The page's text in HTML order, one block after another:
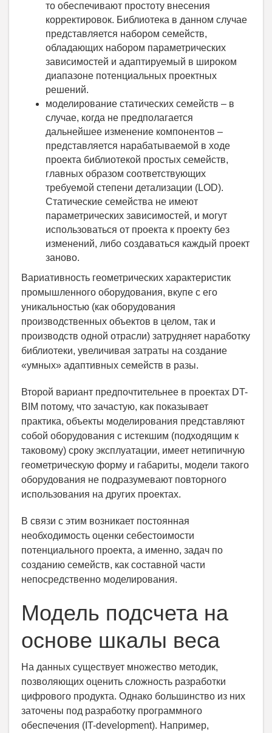
то обеспечивают простоту внесения
корректировок. Библиотека в данном случае
представляется набором семейств,
обладающих набором параметрических
зависимостей и адаптируемый в широком
диапазоне потенциальных проектных
решений.
моделирование статических семейств – в
случае, когда не предполагается
дальнейшее изменение компонентов –
представляется нарабатываемой в ходе
проекта библиотекой простых семейств,
главных образом соответствующих
требуемой степени детализации (LOD).
Статические семейства не имеют
параметрических зависимостей, и могут
использоваться от проекта к проекту без
изменений, либо создаваться каждый проект
заново.
Вариативность геометрических характеристик
промышленного оборудования, вкупе с его
уникальностью (как оборудования
производственных объектов в целом, так и
производств одной отрасли) затрудняет наработку
библиотеки, увеличивая затраты на создание
«умных» адаптивных семейств в разы.
Второй вариант предпочтительнее в проектах DT-
BIM потому, что зачастую, как показывает
практика, объекты моделирования представляют
собой оборудования с истекшим (подходящим к
таковому) сроку эксплуатации, имеет нетипичную
геометрическую форму и габариты, модели такого
оборудования не подразумевают повторного
использования на других проектах.
В связи с этим возникает постоянная
необходимость оценки себестоимости
потенциального проекта, а именно, задач по
созданию семейств, как составной части
непосредственно моделирования.
Модель подсчета на
основе шкалы веса
На данных существует множество методик,
позволяющих оценить сложность разработки
цифрового продукта. Однако большинство из них
заточены под разработку программного
обеспечения (IT-development). Например,